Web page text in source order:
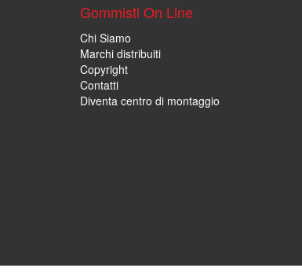
Gommisti On Line
Chi Siamo
Marchi distribuiti
Copyright
Contatti
Diventa centro di montaggio